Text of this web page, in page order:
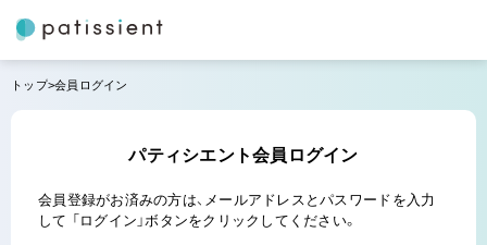
トップ 会員ログイン
パティシエント会員ログイン
会員登録がお済みの方は、メールアドレスとパスワードを入力
して 「ログイン」ボタンをクリックしてください。